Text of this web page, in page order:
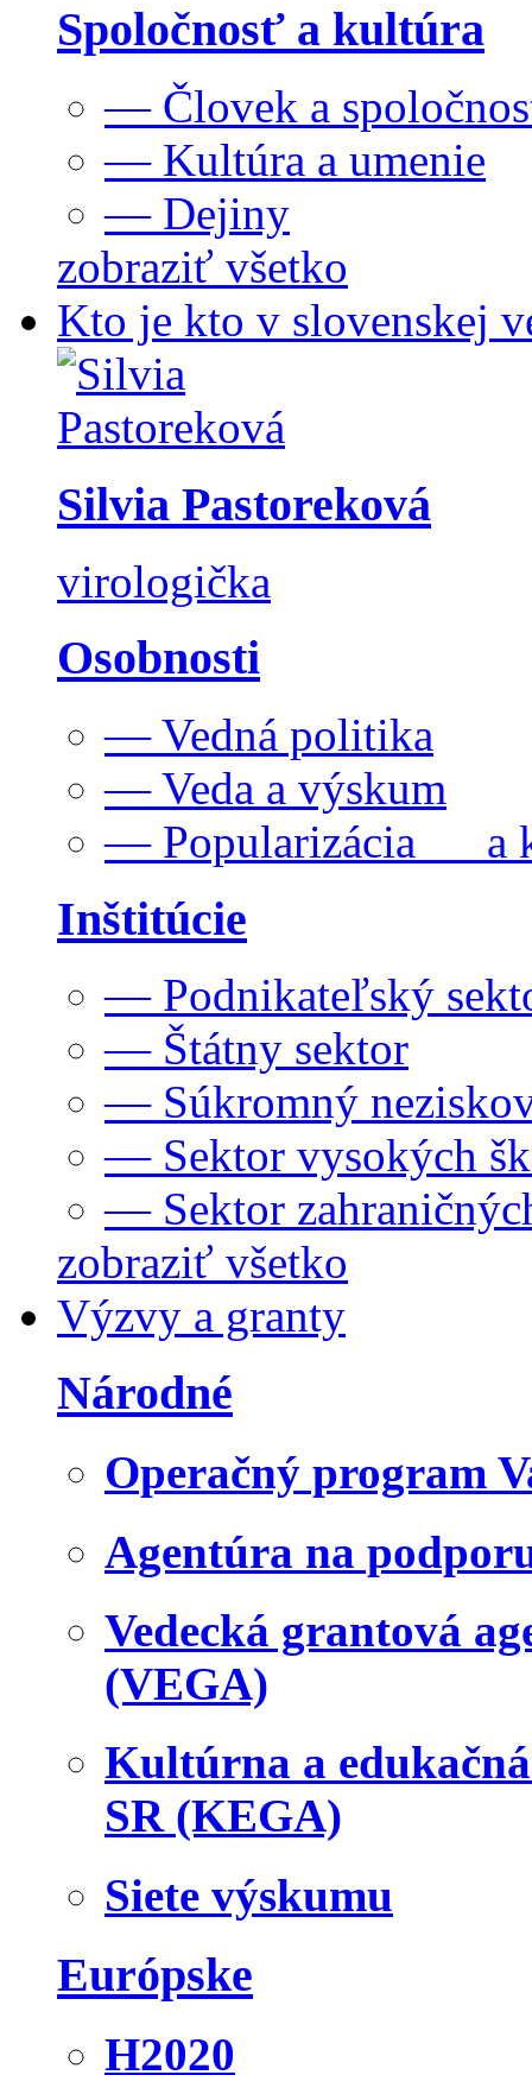
Spoločnosť a kultúra
— Človek a
— Kultúra a umenie
— Dejiny
zobraziť všetko
Kto je kto v slovenskej
Silvia Pastoreková
virologička
Osobnosti
— Vedná politika
— Veda a výskum
— Popularizácia a
Inštitúcie
— Podnikateľský
— Štátny sektor
— Súkromný
— Sektor vysokých
— Sektor
zobraziť všetko
Výzvy a granty
Národné
Operačný program
Agentúra na
Vedecká grantová
(VEGA)
Kultúrna a
SR (KEGA)
Siete výskumu
Európske
H2020